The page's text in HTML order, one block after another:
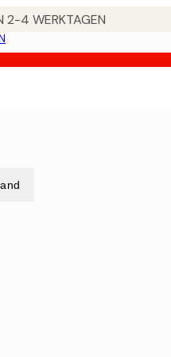
2-4 WERKTAGEN